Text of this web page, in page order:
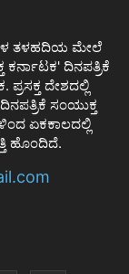
ತಳಹದಿಯ ಮೇಲೆ
ಕರ್ನಾಟಕ' ದಿನಪತ್ರಿಕೆ
ದೇಶದಲ್ಲಿ
ಸಂಯುಕ್ತ
ಏಕಕಾಲದಲ್ಲಿ
ಹೊಂದಿದೆ.